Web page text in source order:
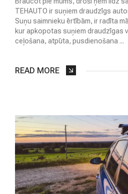
TEHAUTO ir suņiem draudzīgs
Suņu saimnieku ērtībām, ir radīta
kur apkopotas suņiem draudzīgas
ceļošana, atpūta, pusdienošana ...
READ MORE